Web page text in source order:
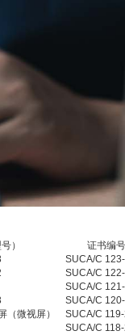
） 证书编号
SUCA/C
SUCA/C
SUCA/C
SUCA/C
微视屏） SUCA/C
SUCA/C